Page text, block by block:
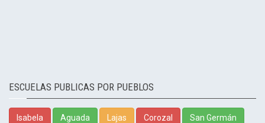
ESCUELAS PUBLICAS POR PUEBLOS
Isabela Aguada Lajas Corozal San Germán